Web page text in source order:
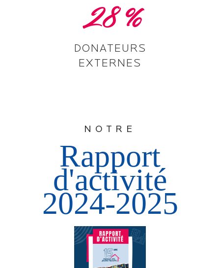
28 %
DONATEURS
EXTERNES
NOTRE
Rapport
d'activité
2024-2025